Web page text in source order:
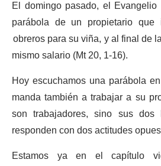
El domingo pasado, el
parábola de un propietario que
obreros para su viña, y al final de
mismo salario (Mt 20, 1-16).
Hoy escuchamos una parábola
manda también a trabajar a su
son trabajadores, sino sus
responden con dos actitudes
Estamos ya en el capítulo